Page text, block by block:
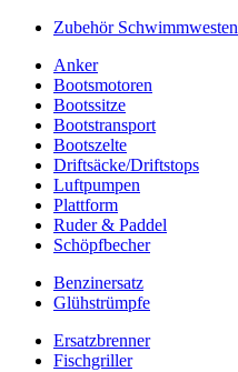
Zubehör Schwimmwesten
Anker
Bootsmotoren
Bootssitze
Bootstransport
Bootszelte
Driftsäcke/Driftstops
Luftpumpen
Plattform
Ruder & Paddel
Schöpfbecher
Benzinersatz
Glühstrümpfe
Ersatzbrenner
Fischgriller